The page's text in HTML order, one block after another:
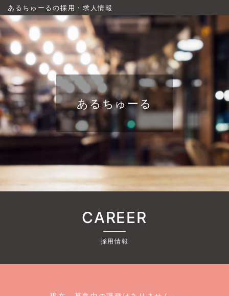
あるちゅーるの採用・求人情報
あるちゅーる
CAREER
採用情報